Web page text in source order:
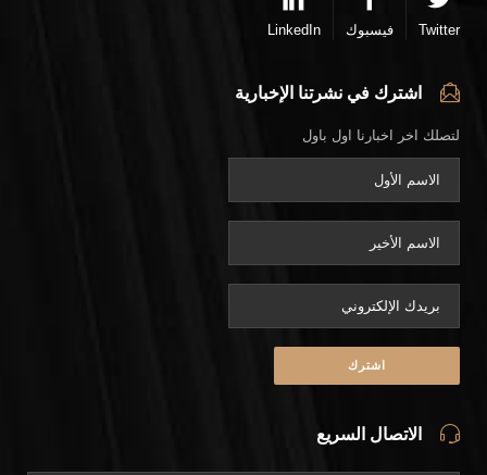
Twitter فيسبوك LinkedIn
اشترك في نشرتنا الإخبارية
لتصلك اخر اخبارنا اول باول
الاتصال السريع